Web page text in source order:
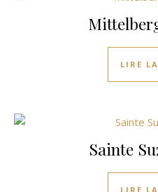
LIRE
Sainte
LIRE